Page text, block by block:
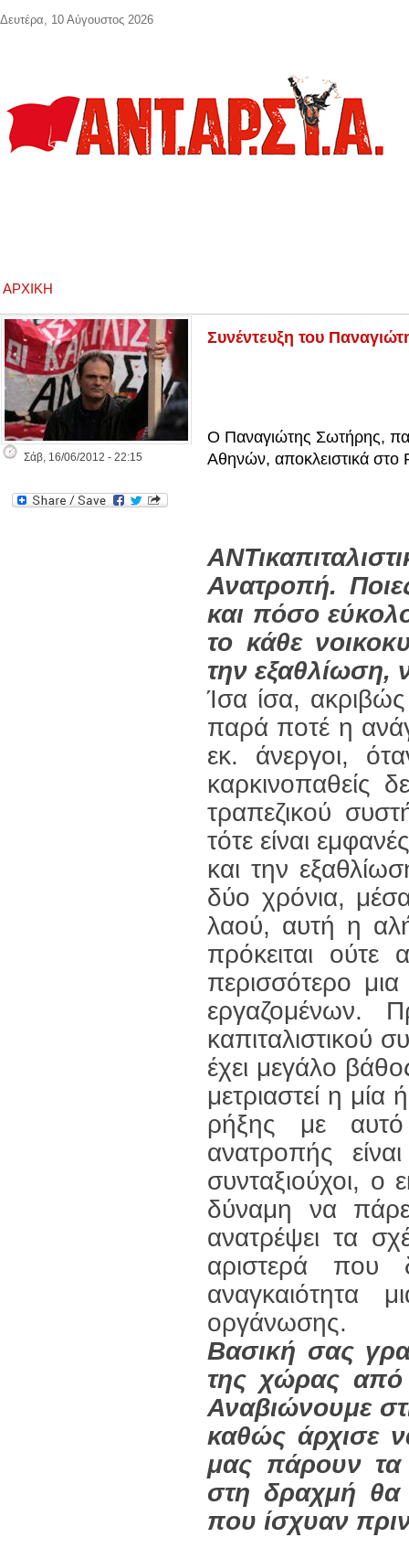
ΑΡΧΙΚΉ
Σάβ, 16/06/2012 - 22:15
Συνέντευξη του
Ο Παναγιώτης Σωτήρης,
Αθηνών, αποκλειστικά στο
Ανατροπή.
και πόσο
το κάθε
την εξαθλίωση,
Ίσα ίσα, ακριβώς
παρά ποτέ η
εκ. άνεργοι,
καρκινοπαθείς
τραπεζικού
τότε είναι
και την
δύο χρόνια,
λαού, αυτή η
πρόκειται
περισσότερο
εργαζομένων.
καπιταλιστικού
έχει μεγάλο
μετριαστεί η
ρήξης με
ανατροπής
συνταξιούχοι, ο
δύναμη να
ανατρέψει τα
αριστερά που
αναγκαιότητα
οργάνωσης.
Βασική σας
της χώρας
Αναβιώνουμε
καθώς άρχισε
μας πάρουν τα
στη δραχμή θα
που ίσχυαν
Δευτέρα, 10 Αύγουστος 2026